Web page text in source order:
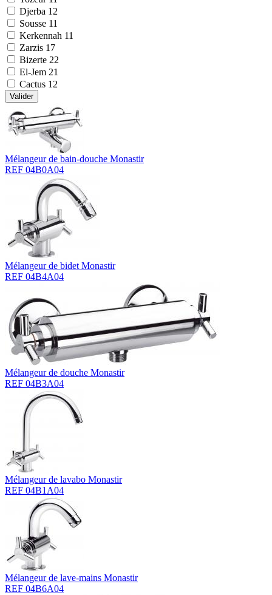
Djerba 12
Sousse 11
Kerkennah 11
Zarzis 17
Bizerte 22
El-Jem 21
Cactus 12
Valider
Mélangeur de bain-douche Monastir
REF 04B0A04
Mélangeur de bidet Monastir
REF 04B4A04
Mélangeur de douche Monastir
REF 04B3A04
Mélangeur de lavabo Monastir
REF 04B1A04
Mélangeur de lave-mains Monastir
REF 04B6A04